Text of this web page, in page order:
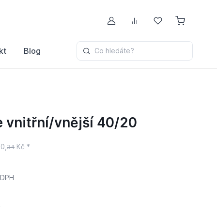
Můj účetPorovnávání
Oblíbené
Blog Co hledáte?
vnitřní/vnější 40/20
34Kč *